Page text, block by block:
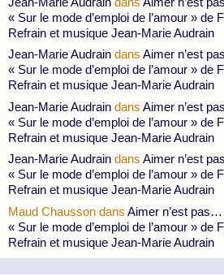
« Sur le mode d’emploi de l’amour » de
Refrain et musique Jean-Marie Audrain
Jean-Marie Audrain dans Aimer n’est
« Sur le mode d’emploi de l’amour » de
Refrain et musique Jean-Marie Audrain
Jean-Marie Audrain dans Aimer n’est
« Sur le mode d’emploi de l’amour » de
Refrain et musique Jean-Marie Audrain
Jean-Marie Audrain dans Aimer n’est
« Sur le mode d’emploi de l’amour » de
Refrain et musique Jean-Marie Audrain
Maud Chausson dans Aimer n’est
« Sur le mode d’emploi de l’amour » de
Refrain et musique Jean-Marie Audrain